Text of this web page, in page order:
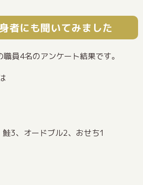
者にも聞いてみました
員4名のアンケート結果です。
3、オードブル2、おせち1